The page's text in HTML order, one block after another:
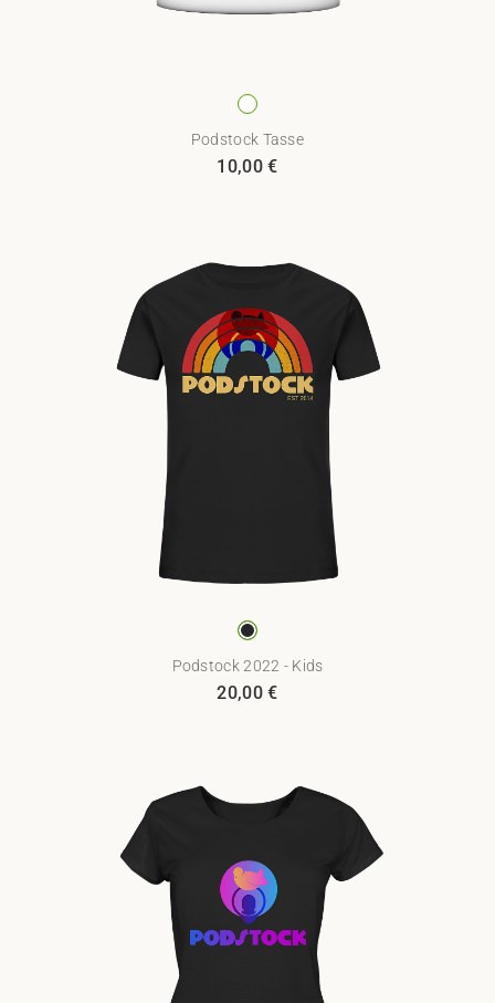
Podstock Tasse
10,00€
Podstock 2022 - Kids
20,00€